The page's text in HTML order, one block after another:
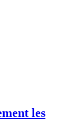
les